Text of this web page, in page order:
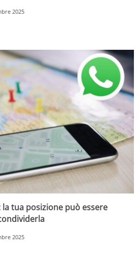
2025
tua posizione può essere
2025